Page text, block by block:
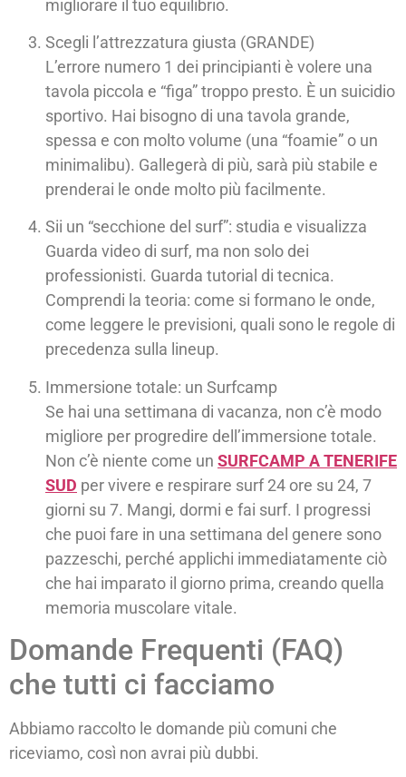
migliorare il tuo equilibrio.
Scegli l’attrezzatura giusta (GRANDE)
L’errore numero 1 dei principianti è volere una
tavola piccola e “figa” troppo presto. È un suicidio
sportivo. Hai bisogno di una tavola grande,
spessa e con molto volume (una “foamie” o un
minimalibu). Gallegerà di più, sarà più stabile e
prenderai le onde molto più facilmente.
Sii un “secchione del surf”: studia e visualizza
Guarda video di surf, ma non solo dei
professionisti. Guarda tutorial di tecnica.
Comprendi la teoria: come si formano le onde,
come leggere le previsioni, quali sono le regole di
precedenza sulla lineup.
Immersione totale: un Surfcamp
Se hai una settimana di vacanza, non c’è modo
migliore per progredire dell’immersione totale.
Non c’è niente come un SURFCAMP A TENERIFE
SUD per vivere e respirare surf 24 ore su 24, 7
giorni su 7. Mangi, dormi e fai surf. I progressi
che puoi fare in una settimana del genere sono
pazzeschi, perché applichi immediatamente ciò
che hai imparato il giorno prima, creando quella
memoria muscolare vitale.
Domande Frequenti (FAQ)
che tutti ci facciamo
Abbiamo raccolto le domande più comuni che
riceviamo, così non avrai più dubbi.